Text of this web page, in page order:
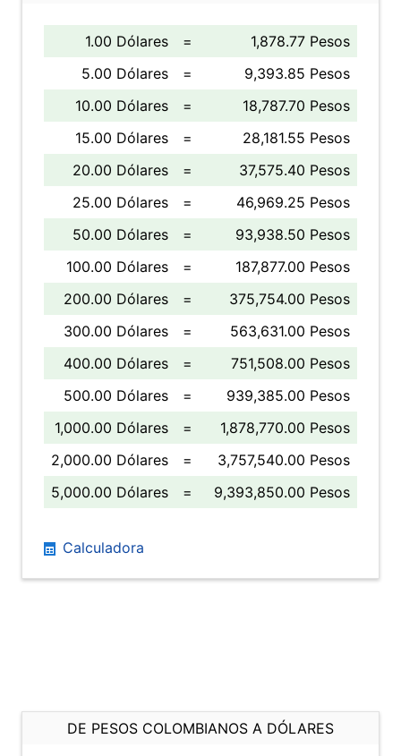
1.00 Dólares =
1,878.77 Pesos
5.00 Dólares
=
9,393.85 Pesos
10.00 Dólares
=
18,787.70 Pesos
15.00 Dólares
=
28,181.55 Pesos
20.00 Dólares
=
37,575.40 Pesos
25.00 Dólares
=
46,969.25 Pesos
50.00 Dólares
=
93,938.50 Pesos
100.00 Dólares
=
187,877.00 Pesos
200.00 Dólares
=
375,754.00 Pesos
300.00 Dólares
=
563,631.00 Pesos
400.00 Dólares
=
751,508.00 Pesos
500.00 Dólares
=
939,385.00 Pesos
1,000.00 Dólares
=
1,878,770.00 Pesos
2,000.00 Dólares
=
3,757,540.00 Pesos
5,000.00 Dólares
= 9,393,850.00 Pesos
Calculadora
DE PESOS COLOMBIANOS A DÓLARES